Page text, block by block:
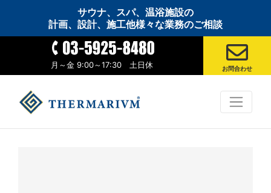
サウナ、スパ、温浴施設の
計画、設計、施工他様々な業務のご相談
月～金 9:00～17:30 土日休 お問合わせ